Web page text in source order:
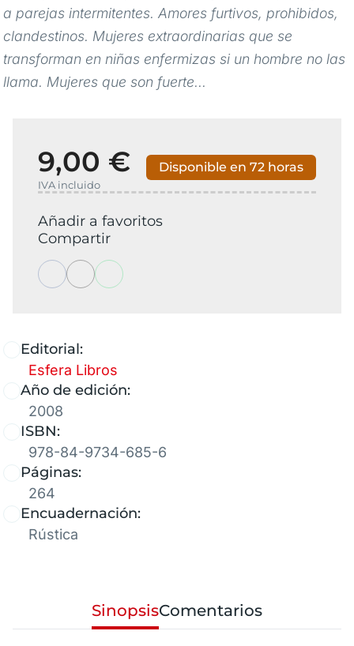
a parejas intermitentes. Amores furtivos, prohibidos,
clandestinos. Mujeres extraordinarias que se
transforman en niñas enfermizas si un hombre no las
llama. Mujeres que son fuerte...
Editorial:
Esfera Libros
Año de edición:
2008
ISBN:
978-84-9734-685-6
Páginas:
264
Encuadernación:
Rústica
9,00 €
IVA incluido
Disponible en 72 horas
Añadir a favoritos
Compartir
SinopsisComentarios